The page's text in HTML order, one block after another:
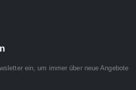
ein, um immer über neue Angebote